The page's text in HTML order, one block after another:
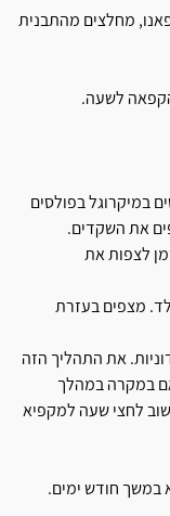
מחלצים מהתבנית
לשעה.
במיקרוגל בפולסים
לצפות את
מצפים בעזרת
את התהליך הזה
במקרה במהלך
לחצי שעה למקפיא
במשך חודש ימים.